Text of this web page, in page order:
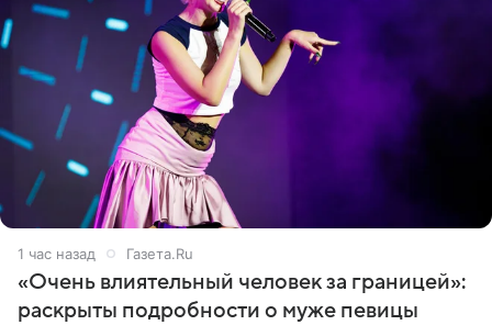
1 час назад Газета.Ru
«Очень влиятельный человек за границей»:
раскрыты подробности о муже певицы